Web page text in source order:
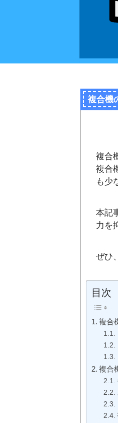
複合機
複合
複合
も少
本記
力を
ぜひ
目次
複合
複合